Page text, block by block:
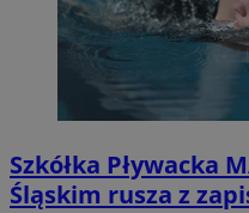
Szkółka Pływacka
Śląskim rusza z